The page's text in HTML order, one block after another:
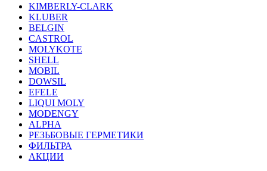
KIMBERLY-CLARK
KLUBER
BELGIN
CASTROL
MOLYKOTE
SHELL
MOBIL
DOWSIL
EFELE
LIQUI MOLY
MODENGY
ALPHA
РЕЗЬБОВЫЕ ГЕРМЕТИКИ
ФИЛЬТРА
АКЦИИ